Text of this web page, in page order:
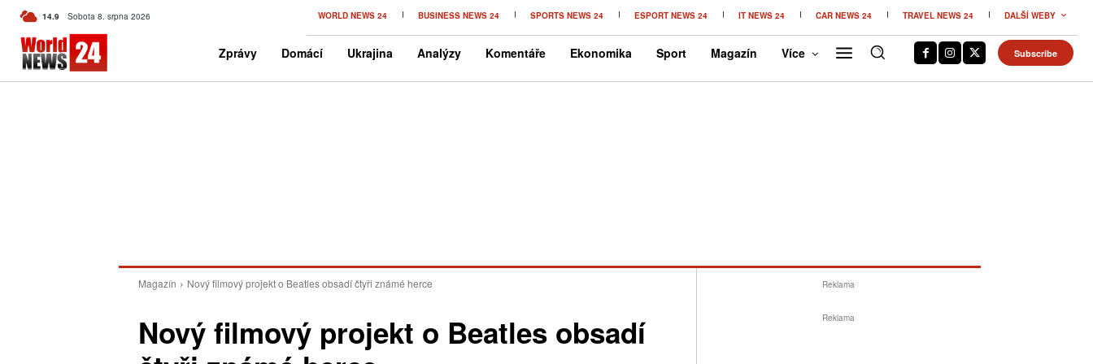
14.9 C Czech
Sobota 8. srpna 2026 WORLD NEWS 24 BUSINESS NEWS 24 SPORTS NEWS 24 ESPORT NEWS 24 IT NEWS 24 CAR NEWS 24 TRAVEL NEWS 24 DALŠÍ WEBY
Zprávy Domácí Ukrajina Analýzy Komentáře Ekonomika Sport Magazín Více Subscribe
Magazín Nový filmový projekt o Beatles obsadí čtyři známé herce
Nový filmový projekt o Beatles obsadí
Reklama
Reklama